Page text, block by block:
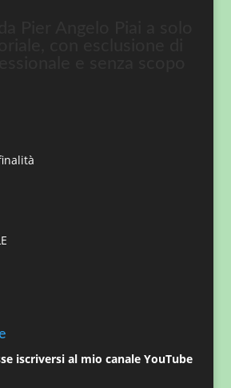
iscriversi al mio canale YouTube